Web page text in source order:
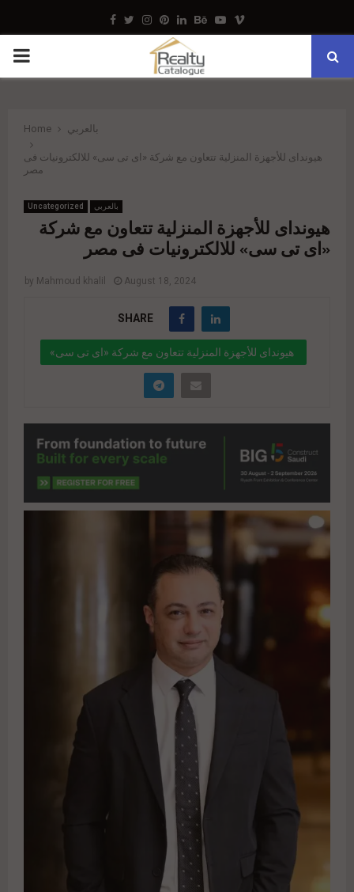
Facebook
TwitterInstagram
Pinterest
LinkedinBehance
Youtube
Vimeo
PRIMARY
Home بالعربي
هيونداى للأجهزة المنزلية تتعاون مع شركة «اى تى سى» للالكترونيات فى
مصر
Uncategorized بالعربي
هيونداى للأجهزة المنزلية تتعاون مع شركة
«اى تى سى» للالكترونيات فى مصر
by Mahmoud khalil August 18, 2024
SHARE
هيونداى للأجهزة المنزلية تتعاون مع شركة «اى تى سى»
للالكترونيات فى مصر
eg.net/%d9%87%d9%8a%d9%88%d9%86%d8%a
f%d8%a7%d9%89-
%d9%84%d9%84%d8%a3%d8%ac%d9%87%d8%
%d8%a7%d9%84%d9%85%d9%86%d8%b2%d9%
86-%d9%85%d8%b9-%d8%b4%d8%b1/"